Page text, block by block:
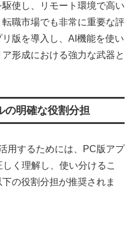
使し、リモート環境で高い
職市場でも非常に重要な評
版を導入し、AI機能を使い
形成における強力な武器と
の明確な役割分担
用するためには、PC版アプ
く理解し、使い分けるこ
の役割分担が推奨されま